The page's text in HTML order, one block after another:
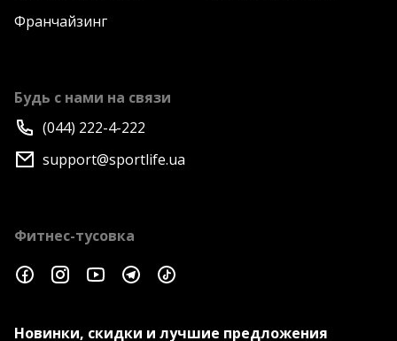
Франчайзинг
Будь с нами на связи
(044) 222-4-222
support@sportlife.ua
Фитнес-тусовка
Новинки, скидки и лучшие предложения